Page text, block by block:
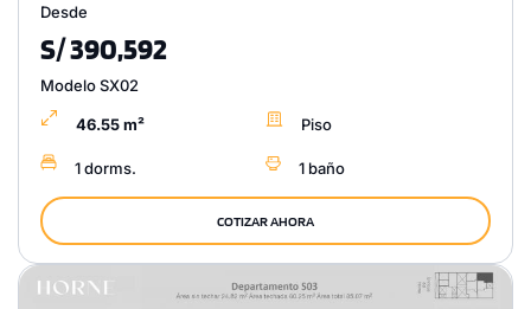
Desde
S/ 390,592
Modelo SX02
46.55 m² Piso
1 dorms. 1 baño
COTIZAR AHORA